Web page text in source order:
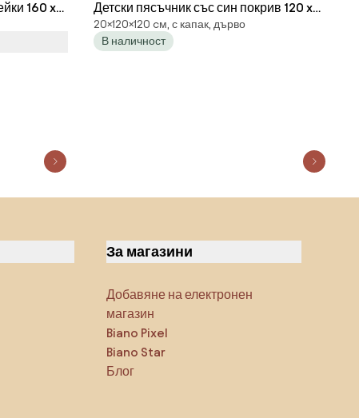
160 x
Детски пясъчник със син покрив 120 x
120 cm
20×120×120 cм, с капак, дърво
В наличност
За магазини
Добавяне на електронен
магазин
Biano Pixel
Biano Star
Блог